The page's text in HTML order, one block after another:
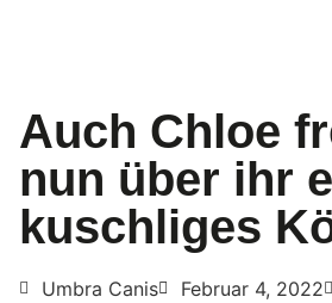
Auch Chloe
nun über ihr
kuschliges
Umbra Canis Februar 4, 2022